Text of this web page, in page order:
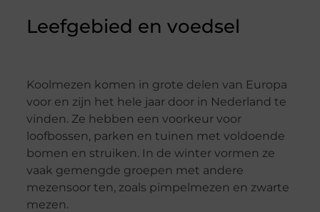
Leefgebied en voedsel
Koolmezen komen in grote delen van Europa
voor en zijn het hele jaar door in Nederland te
vinden. Ze hebben een voorkeur voor
loofbossen, parken en tuinen met voldoende
bomen en struiken. In de winter vormen ze
vaak gemengde groepen met andere
mezensoor ten, zoals pimpelmezen en zwarte
mezen.